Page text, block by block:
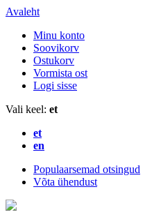
Avaleht
Minu konto
Soovikorv
Ostukorv
Vormista ost
Logi sisse
Vali keel: et
et
en
Populaarsemad otsingud
Võta ühendust